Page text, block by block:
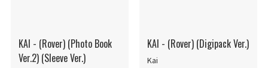
KAI - (Rover) (Photo Book
Ver.2) (Sleeve Ver.)
KAI - (Rover) (Digipack Ver.)
Kai